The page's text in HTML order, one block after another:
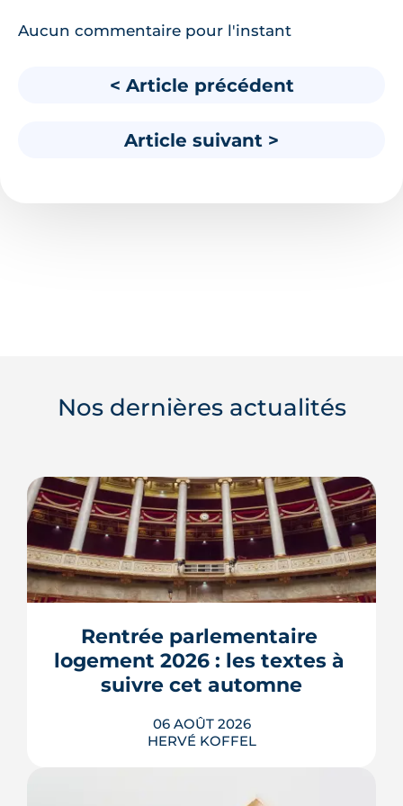
Aucun commentaire pour l'instant
< Article précédent
Article suivant >
Nos dernières actualités
Rentrée parlementaire
logement 2026 : les textes à
suivre cet automne
06 AOÛT 2026
HERVÉ KOFFEL